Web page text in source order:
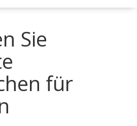
Sie
für